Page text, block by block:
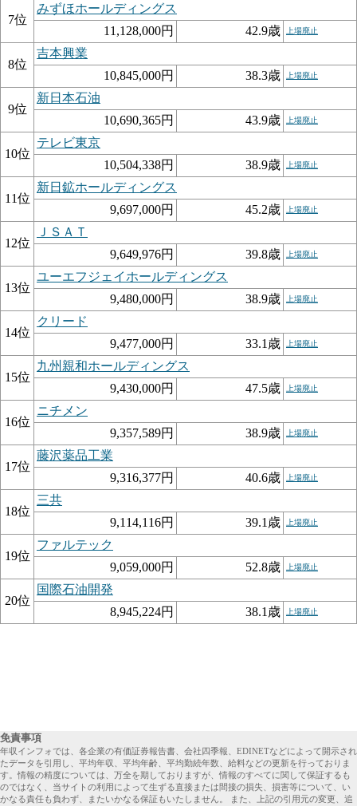
7位
みずほホールディングス
11,128,000円
42.9歳 上場廃止
8位
吉本興業
10,845,000円
38.3歳 上場廃止
9位
新日本石油
10,690,365円
43.9歳 上場廃止
10位
テレビ東京
10,504,338円
38.9歳 上場廃止
11位
新日鉱ホールディングス
9,697,000円
45.2歳 上場廃止
12位
ＪＳＡＴ
9,649,976円
39.8歳 上場廃止
13位
ユーエフジェイホールディングス
9,480,000円
38.9歳 上場廃止
14位
クリード
9,477,000円
33.1歳 上場廃止
15位
九州親和ホールディングス
9,430,000円
47.5歳 上場廃止
16位
ニチメン
9,357,589円
38.9歳 上場廃止
17位
藤沢薬品工業
9,316,377円
40.6歳 上場廃止
18位
三共
9,114,116円
39.1歳 上場廃止
19位
ファルテック
9,059,000円
52.8歳 上場廃止
20位
国際石油開発
8,945,224円
38.1歳 上場廃止
免責事項
年収インフォでは、各企業の有価証券報告書、会社四季報、EDINETなどによって開示され
たデータを引用し、平均年収、平均年齢、平均勤続年数、給料などの更新を行っておりま
す。情報の精度については、万全を期しておりますが、情報のすべてに関して保証するも
のではなく、当サイトの利用によって生ずる直接または間接の損失、損害等について、い
かなる責任も負わず、またいかなる保証もいたしません。 また、上記の引用元の変更、追